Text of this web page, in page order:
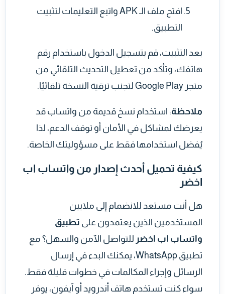
افتح ملف الـ APK واتبع التعليمات لتثبيت
التطبيق.
بعد التثبيت، قم بتسجيل الدخول باستخدام رقم
هاتفك، وتأكد من تعطيل التحديث التلقائي من
متجر Google Play لتجنب ترقية النسخة تلقائيًا.
ملاحظة: استخدام نسخ قديمة من واتساب قد
يعرضك لمشاكل في الأمان أو توقف الدعم، لذا
يُفضل استخدامها فقط على مسؤوليتك الخاصة.
كيفية تحميل أحدث إصدار من واتساب اب
اخضر
هل أنت مستعد للانضمام إلى ملايين
المستخدمين الذين يعتمدون على تطبيق
واتساب اب اخضر للتواصل الآمن والسهل؟ مع
تطبيق WhatsApp، يمكنك البدء في إرسال
الرسائل وإجراء المكالمات في خطوات قليلة فقط.
سواء كنت تستخدم هاتف أندرويد أو آيفون، يوفر